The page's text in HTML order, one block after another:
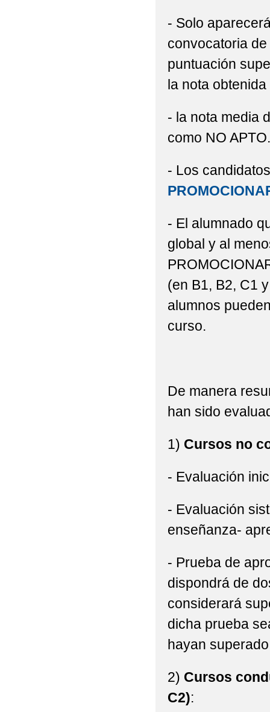
- Solo
convocatoria
puntuación
la nota
- la nota media
como NO APTO.
- Los
- El alumnado
global y al
(en B1, B2, C1
alumnos
curso.
De manera
han sido
1) Cursos no
- Evaluación
- Evaluación
enseñanza-
- Prueba de
dispondrá de
considerará
dicha prueba
hayan
2) Cursos
C2):